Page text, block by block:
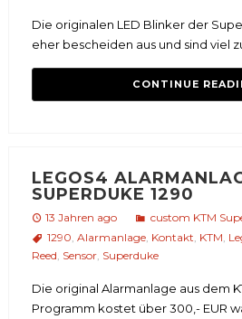
Die originalen LED Blinker der
eher bescheiden aus und sind viel
CONTINUE
LEGOS4
SUPERDUKE 1290
13 Jahren ago custom KTM
1290 Alarmanlage, Kontakt KTM
Reed Sensor, Superduke
Die original Alarmanlage aus dem
Programm kostet über 300,- EUR